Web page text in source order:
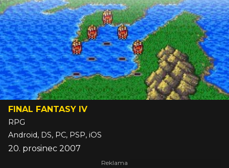
FINAL FANTASY IV
RPG
Android, DS, PC, PSP, iOS
20. prosinec 2007